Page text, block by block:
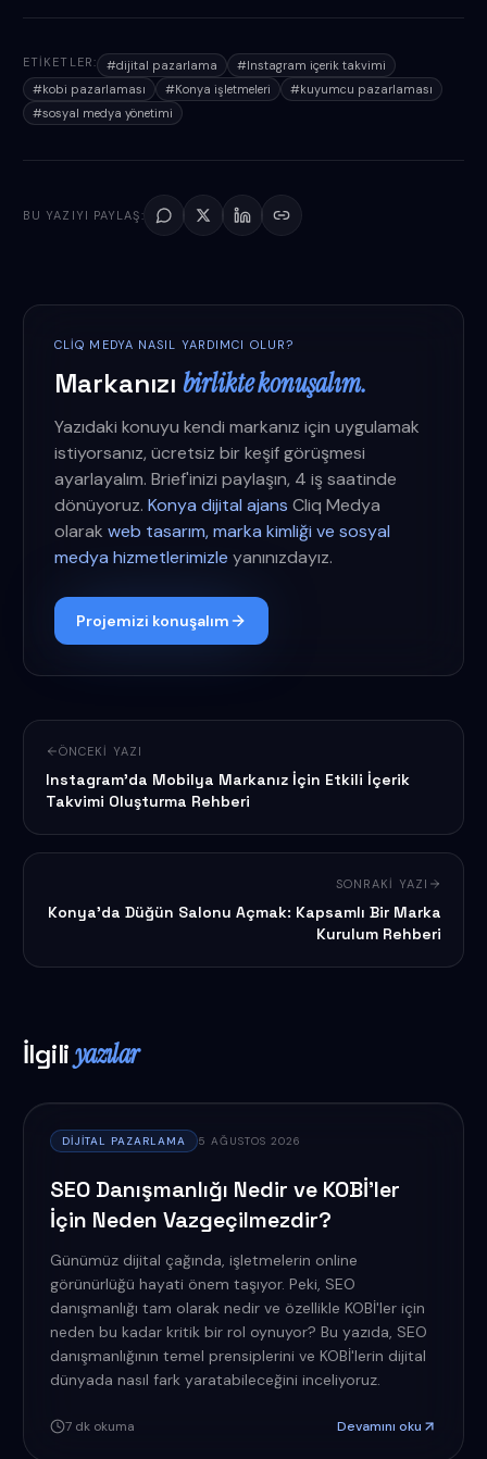
ETIKETLER: #dijital pazarlama #Instagram içerik takvimi
#kobi pazarlaması #Konya işletmeleri #kuyumcu pazarlaması
#sosyal medya yönetimi
BU YAZIYI PAYLAŞ:
CLIQ MEDYA NASIL YARDIMCI OLUR?
Markanızı birlikte konuşalım.
Yazıdaki konuyu kendi markanız için uygulamak
istiyorsanız, ücretsiz bir keşif görüşmesi
ayarlayalım. Brief'inizi paylaşın, 4 iş saatinde
dönüyoruz. Konya dijital ajans Cliq Medya
olarak web tasarım, marka kimliği ve sosyal
medya hizmetlerimizle yanınızdayız.
Projemizi konuşalım
ÖNCEKI YAZI
Instagram'da Mobilya Markanız İçin Etkili İçerik
Takvimi Oluşturma Rehberi
SONRAKI YAZI
Konya'da Düğün Salonu Açmak: Kapsamlı Bir Marka
Kurulum Rehberi
İlgiliyazılar
DIJITAL PAZARLAMA 5 AĞUSTOS 2026
SEO Danışmanlığı Nedir ve KOBİ'ler
İçin Neden Vazgeçilmezdir?
Günümüz dijital çağında, işletmelerin online
görünürlüğü hayati önem taşıyor. Peki, SEO
danışmanlığı tam olarak nedir ve özellikle KOBİ'ler için
neden bu kadar kritik bir rol oynuyor? Bu yazıda, SEO
danışmanlığının temel prensiplerini ve KOBİ'lerin dijital
dünyada nasıl fark yaratabileceğini inceliyoruz.
7dk okuma Devamını oku